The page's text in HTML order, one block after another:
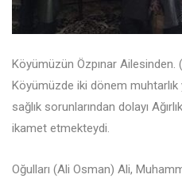
Köyümüzün Özpınar Ailesinden.
Köyümüzde iki dönem muhtarlık
sağlık sorunlarından dolayı
ikamet etmekteydi.
Oğulları (Ali Osman) Ali,